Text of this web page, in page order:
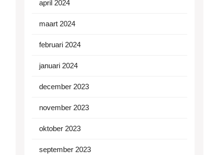
april 2024
maart 2024
februari 2024
januari 2024
december 2023
november 2023
oktober 2023
september 2023